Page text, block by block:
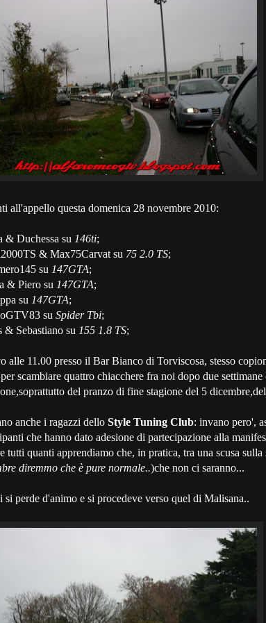
all'appello questa domenica 28 novembre 2010:
& Duchessa su 146ti;
& Max75Carvat su 75 2.0 TS;
su 147GTA;
& Piero su 147GTA;
su 147GTA;
su Spider Tbi;
& Sebastiano su 155 1.8 TS;
alle 11.00 presso il Bar Bianco di Torviscosa, stesso
scambiare quattro chiacchere fra noi dopo due
del pranzo di fine stagione del 5
anche i ragazzi dello Style Tuning Club: invano pero',
che hanno dato adesione di partecipazione alla
tutti quanti apprendiamo che, in pratica, tra una scusa
diremmo che è pure normale..)che non ci saranno...
si perde d'animo e si procedeve verso quel di Malisana..